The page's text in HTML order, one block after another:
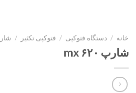
خانه / دستگاه فتوکپی / فتوکپی تکثیر /
شارپ ۶۲۰ mx